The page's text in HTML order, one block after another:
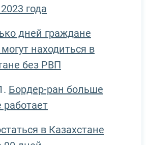
года
дней граждане
находиться в
без РВП
Бордер-ран больше
работает
в Казахстане